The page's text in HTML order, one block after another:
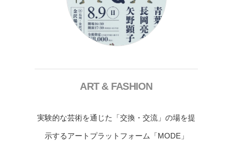
ART & FASHION
実験的な芸術を通じた「交換・交流」の場を提
示するアートプラットフォーム「MODE」